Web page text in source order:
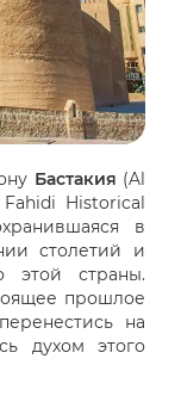
Бастакия (Al
Historical
в
столетий и
этой страны.
прошлое
на
духом этого